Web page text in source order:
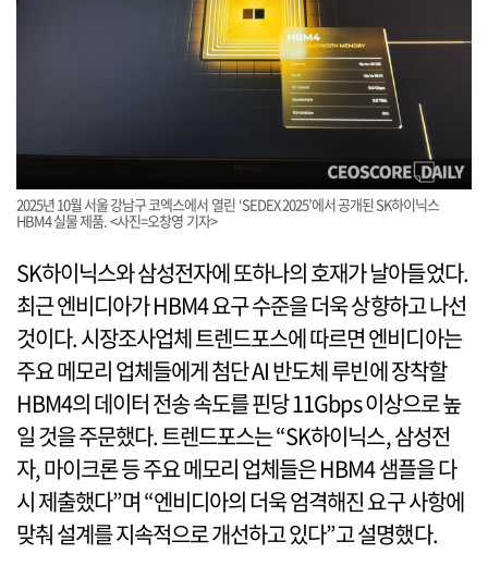
2025년 10월 서울 강남구 코엑스에서 열린 ‘SEDEX 2025’에서 공개된 SK하이닉스
HBM4 실물 제품. <사진=오창영 기자>
SK하이닉스와 삼성전자에 또하나의 호재가 날아들었다.
최근 엔비디아가 HBM4 요구 수준을 더욱 상향하고 나선
것이다. 시장조사업체 트렌드포스에 따르면 엔비디아는
주요 메모리 업체들에게 첨단 AI 반도체 루빈에 장착할
HBM4의 데이터 전송 속도를 핀당 11Gbps 이상으로 높
일 것을 주문했다. 트렌드포스는 “SK하이닉스, 삼성전
자, 마이크론 등 주요 메모리 업체들은 HBM4 샘플을 다
시 제출했다”며 “엔비디아의 더욱 엄격해진 요구 사항에
맞춰 설계를 지속적으로 개선하고 있다”고 설명했다.